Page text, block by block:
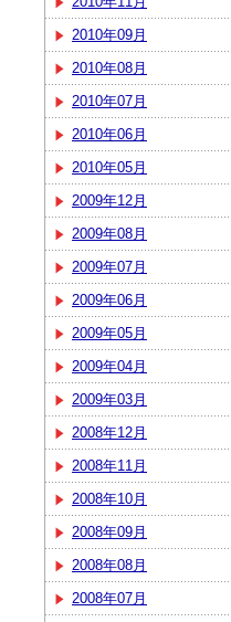
2010年09月
2010年08月
2010年07月
2010年06月
2010年05月
2009年12月
2009年08月
2009年07月
2009年06月
2009年05月
2009年04月
2009年03月
2008年12月
2008年11月
2008年10月
2008年09月
2008年08月
2008年07月